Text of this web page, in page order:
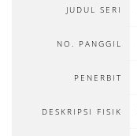
JUDUL SERI
NO. PANGGIL
PENERBIT
DESKRIPSI FISIK